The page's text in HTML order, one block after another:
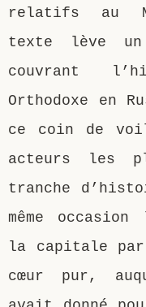
relatifs au
texte lève
couvrant
Orthodoxe en
ce coin de
acteurs les
tranche
même
la capitale
cœur pur,